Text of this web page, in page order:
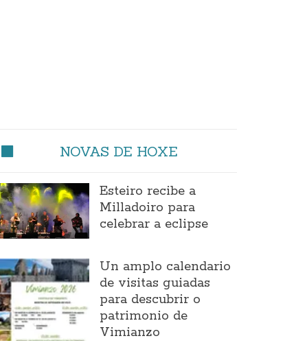
NOVAS DE HOXE
Esteiro recibe a
Milladoiro para
celebrar a eclipse
Un amplo calendario
de visitas guiadas
para descubrir o
patrimonio de
Vimianzo